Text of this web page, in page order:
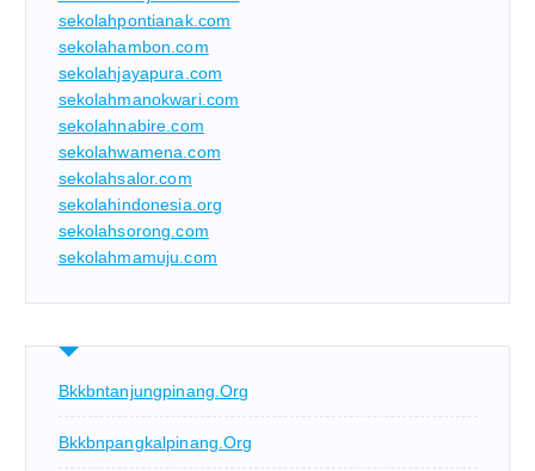
sekolahpontianak.com
sekolahambon.com
sekolahjayapura.com
sekolahmanokwari.com
sekolahnabire.com
sekolahwamena.com
sekolahsalor.com
sekolahindonesia.org
sekolahsorong.com
sekolahmamuju.com
Bkkbntanjungpinang.org
Bkkbnpangkalpinang.org